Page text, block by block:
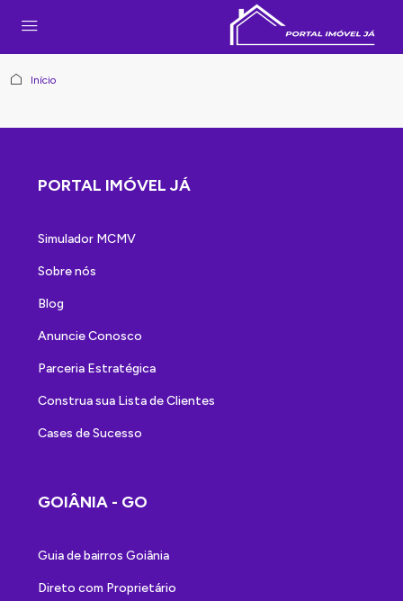
Início
PORTAL IMÓVEL JÁ
Simulador MCMV
Sobre nós
Blog
Anuncie Conosco
Parceria Estratégica
Construa sua Lista de Clientes
Cases de Sucesso
GOIÂNIA - GO
Guia de bairros Goiânia
Direto com Proprietário